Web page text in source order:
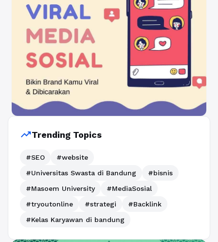
trending_upTrending Topics
#SEO
#website
#Universitas Swasta di Bandung
#bisnis
#Masoem University
#MediaSosial
#tryoutonline
#strategi
#Backlink
#Kelas Karyawan di bandung